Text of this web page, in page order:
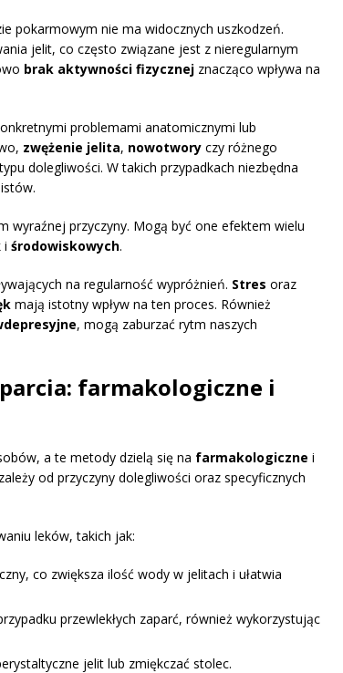
pokarmowym nie ma widocznych uszkodzeń.
jelit, co często związane jest z nieregularnym
brak aktywności fizycznej znacząco wpływa na
problemami anatomicznymi lub
zwężenie jelita, nowotwory czy różnego
dolegliwości. W takich przypadkach niezbędna
wyraźnej przyczyny. Mogą być one efektem wielu
i środowiskowych.
na regularność wypróżnień. Stres oraz
mają istotny wpływ na ten proces. Również
, mogą zaburzać rytm naszych
farmakologiczne i
a te metody dzielą się na farmakologiczne i
od przyczyny dolegliwości oraz specyficznych
leków, takich jak:
co zwiększa ilość wody w jelitach i ułatwia
przewlekłych zaparć, również wykorzystując
jelit lub zmiękczać stolec.